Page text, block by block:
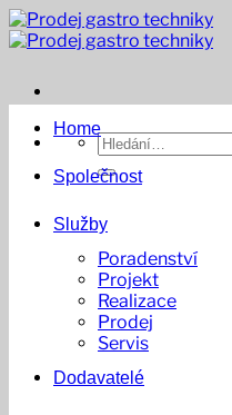
Přeskočit
na
Hledat:
Home
Společnost
Služby
Poradenství
Projekt
Realizace
Prodej
Servis
Dodavatelé